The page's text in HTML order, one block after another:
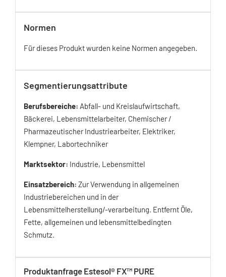
Normen
Für dieses Produkt wurden keine Normen angegeben.
Segmentierungsattribute
Berufsbereiche: Abfall- und Kreislaufwirtschaft,
Bäckerei, Lebensmittelarbeiter, Chemischer /
Pharmazeutischer Industriearbeiter, Elektriker,
Klempner, Labortechniker
Marktsektor: Industrie, Lebensmittel
Einsatzbereich: Zur Verwendung in allgemeinen
Industriebereichen und in der
Lebensmittelherstellung/-verarbeitung. Entfernt Öle,
Fette, allgemeinen und lebensmittelbedingten
Schmutz.
Produktanfrage Estesol® FX™ PURE